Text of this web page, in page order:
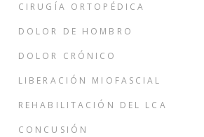
CIRUGÍA ORTOPÉDICA
DOLOR DE HOMBRO
DOLOR CRÓNICO
LIBERACIÓN MIOFASCIAL
REHABILITACIÓN DEL LCA
CONCUSIÓN